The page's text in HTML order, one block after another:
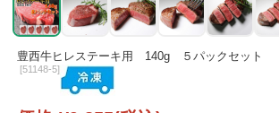
豊西牛ヒレステーキ用 140g ５パックセット
[51148-5]